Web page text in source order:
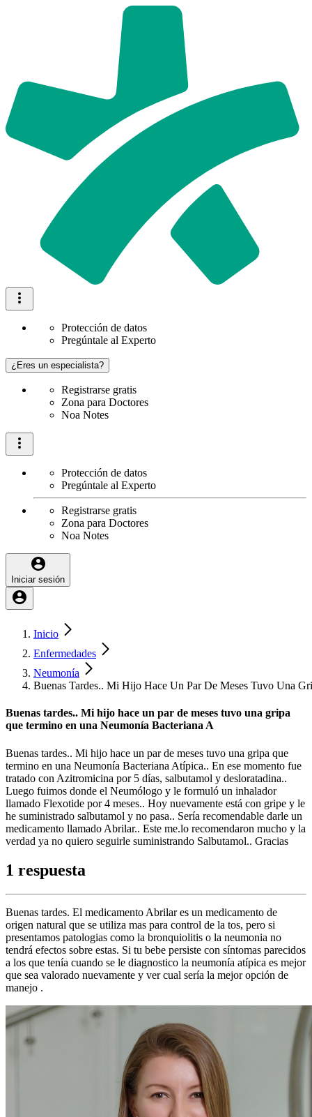
Protección de datos
Pregúntale al Experto
¿Eres un especialista?
Registrarse gratis
Zona para Doctores
Noa Notes
Protección de datos
Pregúntale al Experto
Registrarse gratis
Zona para Doctores
Noa Notes
Iniciar sesión
Inicio
Enfermedades
Neumonía
Buenas Tardes.. Mi Hijo Hace Un Par De Meses Tuvo Una
Buenas tardes.. Mi hijo hace un par de meses tuvo una gripa
que termino en una Neumonía Bacteriana A
Buenas tardes.. Mi hijo hace un par de meses tuvo una gripa que
termino en una Neumonía Bacteriana Atípica.. En ese momento fue
tratado con Azitromicina por 5 días, salbutamol y desloratadina..
Luego fuimos donde el Neumólogo y le formuló un inhalador
llamado Flexotide por 4 meses.. Hoy nuevamente está con gripe y le
he suministrado salbutamol y no pasa.. Sería recomendable darle un
medicamento llamado Abrilar.. Este me.lo recomendaron mucho y la
verdad ya no quiero seguirle suministrando Salbutamol.. Gracias
1 respuesta
Buenas tardes. El medicamento Abrilar es un medicamento de
origen natural que se utiliza mas para control de la tos, pero si
presentamos patologias como la bronquiolitis o la neumonia no
tendrá efectos sobre estas. Si tu bebe persiste con síntomas parecidos
a los que tenía cuando se le diagnostico la neumonía atípica es mejor
que sea valorado nuevamente y ver cual sería la mejor opción de
manejo .